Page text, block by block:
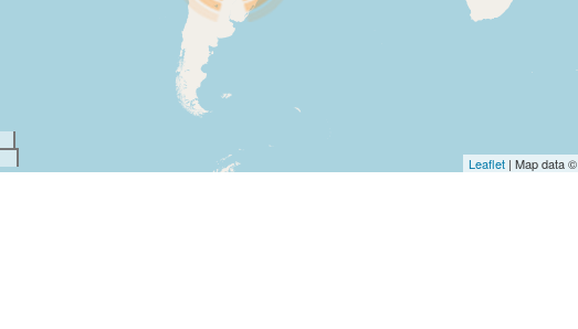
Leaflet | Map data ©